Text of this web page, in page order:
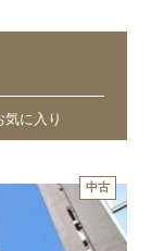
気に入り
中古